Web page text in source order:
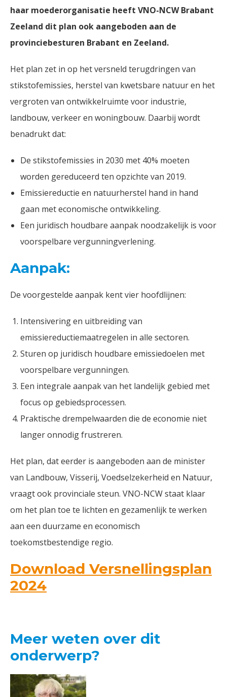
haar moederorganisatie heeft VNO-NCW Brabant
Zeeland dit plan ook aangeboden aan de
provinciebesturen Brabant en Zeeland.
Het plan zet in op het versneld terugdringen van
stikstofemissies, herstel van kwetsbare natuur en het
vergroten van ontwikkelruimte voor industrie,
landbouw, verkeer en woningbouw. Daarbij wordt
benadrukt dat:
De stikstofemissies in 2030 met 40% moeten
worden gereduceerd ten opzichte van 2019.
Emissiereductie en natuurherstel hand in hand
gaan met economische ontwikkeling.
Een juridisch houdbare aanpak noodzakelijk is voor
voorspelbare vergunningverlening.
Aanpak:
De voorgestelde aanpak kent vier hoofdlijnen:
Intensivering en uitbreiding van
emissiereductiemaatregelen in alle sectoren.
Sturen op juridisch houdbare emissiedoelen met
voorspelbare vergunningen.
Een integrale aanpak van het landelijk gebied met
focus op gebiedsprocessen.
Praktische drempelwaarden die de economie niet
langer onnodig frustreren.
Het plan, dat eerder is aangeboden aan de minister
van Landbouw, Visserij, Voedselzekerheid en Natuur,
vraagt ook provinciale steun. VNO-NCW staat klaar
om het plan toe te lichten en gezamenlijk te werken
aan een duurzame en economisch
toekomstbestendige regio.
Download Versnellingsplan
2024
Meer weten over dit
onderwerp?